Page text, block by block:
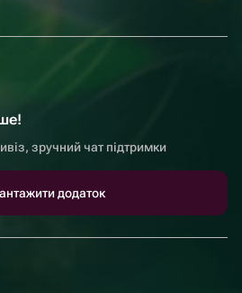
зручний чат підтримки
додаток